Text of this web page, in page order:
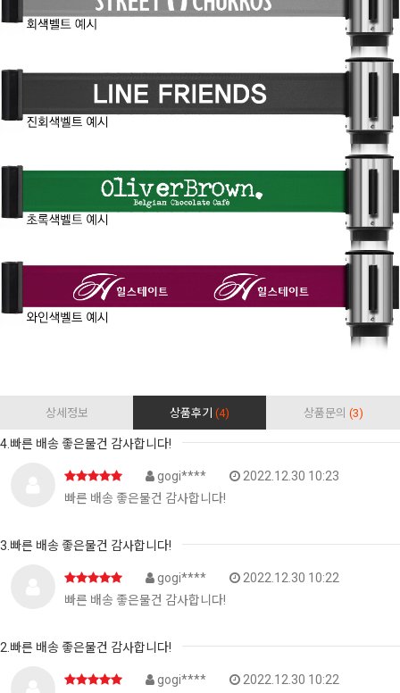
상세정보 상품후기 (4) 상품문의 (3)
4.빠른 배송 좋은물건 감사합니다!
gogi****
2022.12.30 10:23
빠른 배송 좋은물건 감사합니다!
3.빠른 배송 좋은물건 감사합니다!
gogi****
2022.12.30 10:22
빠른 배송 좋은물건 감사합니다!
2.빠른 배송 좋은물건 감사합니다!
gogi****
2022.12.30 10:22